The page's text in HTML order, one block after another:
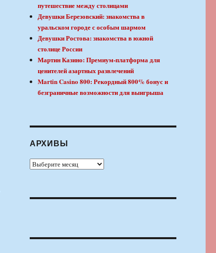
путешествие между столицами
Девушки Березовский: знакомства в
уральском городе с особым шармом
Девушки Ростова: знакомства в южной
столице России
Мартин Казино: Премиум-платформа для
ценителей азартных развлечений
Martin Casino 800: Рекордный 800% бонус и
безграничные возможности для выигрыша
АРХИВЫ
Архивы